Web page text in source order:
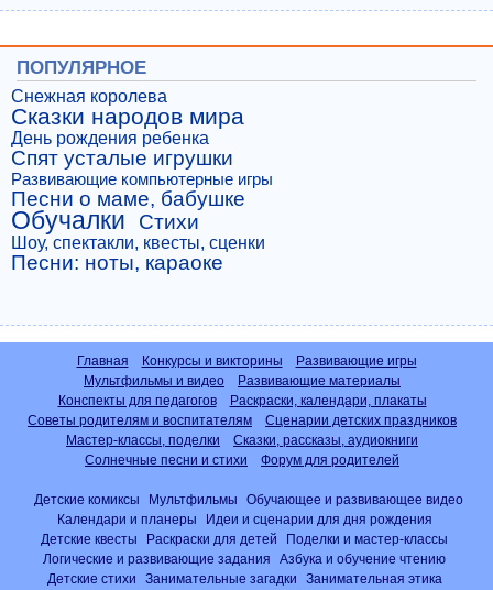
ПОПУЛЯРНОЕ
Снежная королева
Сказки народов мира
День рождения ребенка
Спят усталые игрушки
Развивающие компьютерные игры
Песни о маме, бабушке
Обучалки Стихи
Шоу, спектакли, квесты, сценки
Песни: ноты, караоке
Главная Конкурсы и викторины
Развивающие игры
Мультфильмы и видео
Развивающие материалы
Конспекты для педагогов
Раскраски, календари, плакаты
Советы родителям и воспитателям
Сценарии детских праздников
Мастер-классы, поделки
Сказки, рассказы, аудиокниги
Солнечные песни и стихи
Форум для родителей
Детские комиксы Мультфильмы
Обучающее и развивающее видео
Календари и планеры
Идеи и сценарии для дня рождения
Детские квесты
Раскраски для детей
Поделки и мастер-классы
Логические и развивающие задания
Азбука и обучение чтению
Детские стихи
Занимательные загадки
Занимательная этика